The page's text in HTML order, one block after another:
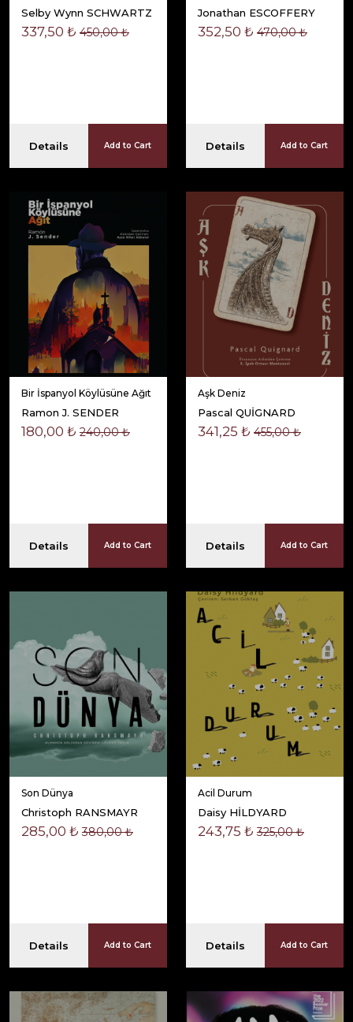
Selby Wynn SCHWARTZ
337,50 ₺ 450,00 ₺
Details Add to Cart
Jonathan ESCOFFERY
352,50 ₺ 470,00 ₺
Details Add to Cart
Bir İspanyol Köylüsüne Ağıt
Ramon J. SENDER
180,00 ₺ 240,00 ₺
Details Add to Cart
Aşk Deniz
Pascal QUİGNARD
341,25 ₺ 455,00 ₺
Details Add to Cart
Son Dünya
Christoph RANSMAYR
285,00 ₺ 380,00 ₺
Details Add to Cart
Acil Durum
Daisy HİLDYARD
243,75 ₺ 325,00 ₺
Details Add to Cart